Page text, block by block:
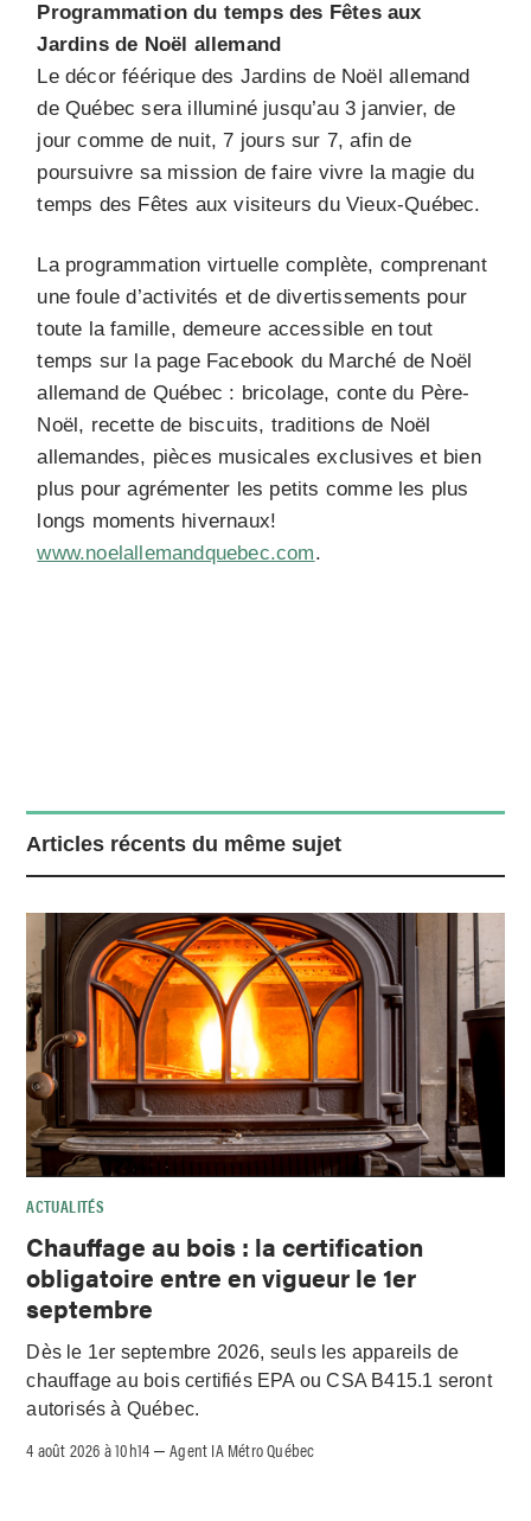
Programmation du temps des Fêtes aux
Jardins de Noël allemand
Le décor féérique des Jardins de Noël allemand
de Québec sera illuminé jusqu’au 3 janvier, de
jour comme de nuit, 7 jours sur 7, afin de
poursuivre sa mission de faire vivre la magie du
temps des Fêtes aux visiteurs du Vieux-Québec.
La programmation virtuelle complète, comprenant
une foule d’activités et de divertissements pour
toute la famille, demeure accessible en tout
temps sur la page Facebook du Marché de Noël
allemand de Québec : bricolage, conte du Père-
Noël, recette de biscuits, traditions de Noël
allemandes, pièces musicales exclusives et bien
plus pour agrémenter les petits comme les plus
longs moments hivernaux!
www.noelallemandquebec.com.
Articles récents du même sujet
ACTUALITÉS
Chauffage au bois : la certification
obligatoire entre en vigueur le 1er
septembre
Dès le 1er septembre 2026, seuls les appareils de
chauffage au bois certifiés EPA ou CSA B415.1 seront
autorisés à Québec.
4 août 2026 à 10h14 –Agent IA Métro Québec